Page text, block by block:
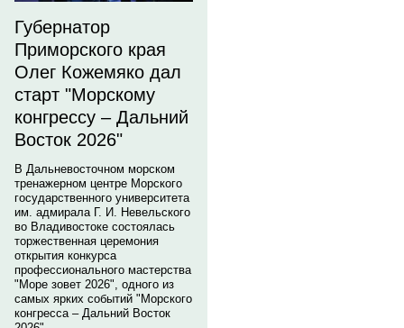
Губернатор
Приморского края
Олег Кожемяко дал
старт "Морскому
конгрессу – Дальний
Восток 2026"
В Дальневосточном морском
тренажерном центре Морского
государственного университета
им. адмирала Г. И. Невельского
во Владивостоке состоялась
торжественная церемония
открытия конкурса
профессионального мастерства
"Море зовет 2026", одного из
самых ярких событий "Морского
конгресса – Дальний Восток